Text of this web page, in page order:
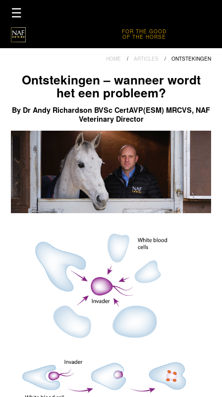
PRODUCTEN
DEALERS
FIVE STAR CLUB
☰
FOR THE GOOD
OF THE HORSE
HOME ARTICLES ONTSTEKINGEN
Ontstekingen – wanneer wordt
het een probleem?
By Dr Andy Richardson BVSc CertAVP(ESM) MRCVS, NAF
Veterinary Director